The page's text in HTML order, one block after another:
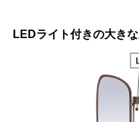
LEDライト付きの大き